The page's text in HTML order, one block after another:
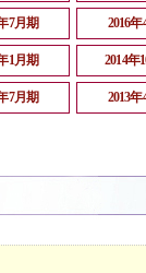
7月期 2016
1月期 2014年
7月期 2013